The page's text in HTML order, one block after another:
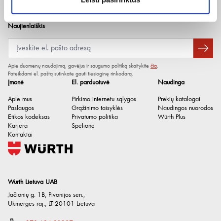
Geležtės storis
Pjaunamojo krašto ilgis 125 mm
Wurth Lietuva UAB
Jačionių g. 1B, Pivonijos sen.,
Ukmergės raj., LT-20101 Lietuva
Įmonė
Apie mus
Paslaugos
Etikos kodeksas
Karjera
Kontaktai
El. parduotuvė
Pirkimo internetu sąlygos
Grąžinimo taisyklės
Privatumo politika
Spėlionė
Naudinga
Prekių katalogai
Naudingos nuorodos
Würth Plus
Naujienlaiškis
Apie duomenų naudojimą, gavėjus ir saugumo politiką skaitykite čia.
Pateikdami el. paštą sutinkate gauti tiesioginę rinkodarą.